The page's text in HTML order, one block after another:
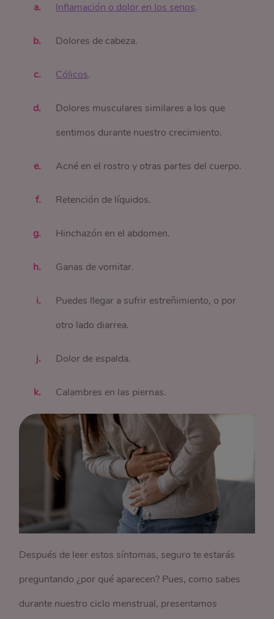
Inflamación o dolor en los senos.
Dolores de cabeza.
Cólicos.
Dolores musculares similares a los que
sentimos durante nuestro crecimiento.
Acné en el rostro y otras partes del cuerpo.
Retención de líquidos.
Hinchazón en el abdomen.
Ganas de vomitar.
Puedes llegar a sufrir estreñimiento, o por
otro lado diarrea.
Dolor de espalda.
Calambres en las piernas.
Después de leer estos síntomas, seguro te estarás
preguntando ¿por qué aparecen? Pues, como sabes
durante nuestro ciclo menstrual, presentamos